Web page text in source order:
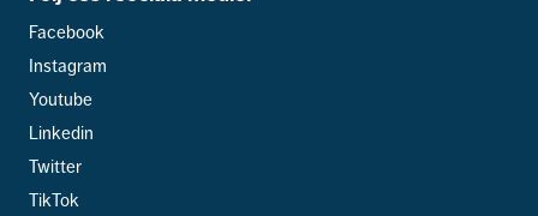
Facebook
Instagram
Youtube
Linkedin
Twitter
TikTok